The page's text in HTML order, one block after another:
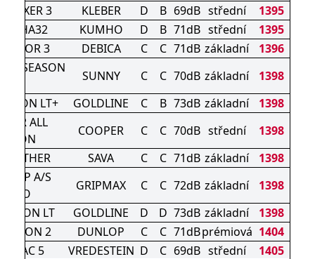
3
KLEBER D B 69dB střední
1395
HA32
KUMHO D B 71dB střední
1395
3
DEBICA C C 71dB základní
1396
SEASON
SUNNY C C 70dB základní
1398
LT+
GOLDLINE C B 73dB základní
1398
ALL
COOPER C C 70dB střední
1398
SAVA C C 71dB základní
1398
A/S
GRIPMAX C C 72dB základní
1398
LT
GOLDLINE D D 73dB základní
1398
2
DUNLOP C C 71dBprémiová 1404
5
VREDESTEIN D C 69dB střední
1405